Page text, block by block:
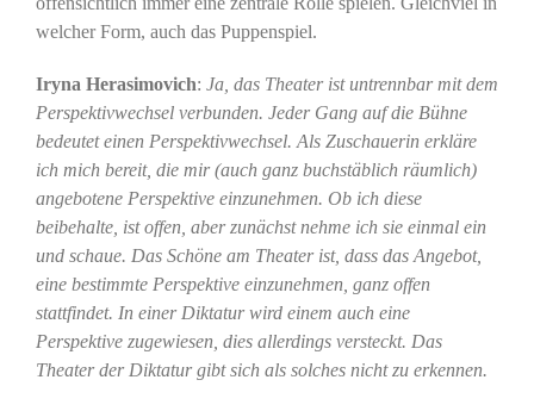
welcher Form, auch das Puppenspiel.
Iryna Herasimovich: Ja, das Theater ist untrennbar mit dem
Perspektivwechsel verbunden. Jeder Gang auf die Bühne
bedeutet einen Perspektivwechsel. Als Zuschauerin erkläre
ich mich bereit, die mir (auch ganz buchstäblich räumlich)
angebotene Perspektive einzunehmen. Ob ich diese
beibehalte, ist offen, aber zunächst nehme ich sie einmal ein
und schaue. Das Schöne am Theater ist, dass das Angebot,
eine bestimmte Perspektive einzunehmen, ganz offen
stattfindet. In einer Diktatur wird einem auch eine
Perspektive zugewiesen, dies allerdings versteckt. Das
Theater der Diktatur gibt sich als solches nicht zu erkennen.